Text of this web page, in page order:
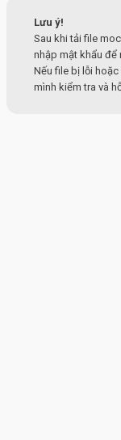
Lưu ý!
Sau khi tải file
nhập mật khẩu để
Nếu file bị lỗi
mình kiểm tra và